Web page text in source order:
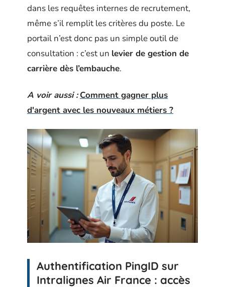
dans les requêtes internes de recrutement,
même s’il remplit les critères du poste. Le
portail n’est donc pas un simple outil de
consultation : c’est un levier de gestion de
carrière dès l’embauche.
A voir aussi : Comment gagner plus
d'argent avec les nouveaux métiers ?
Authentification PingID sur
Intralignes Air France : accès